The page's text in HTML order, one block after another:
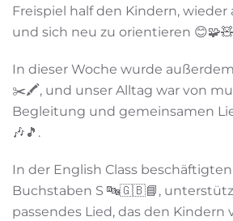
Freispiel half den Kindern,
und sich neu zu orientieren
In dieser Woche wurde
✂️🖍️, und unser Alltag war von
Begleitung und gemeinsamen
🎶🎵.
In der English Class
Buchstaben S 🔤🇬🇧📘,
passendes Lied, das den Kindern